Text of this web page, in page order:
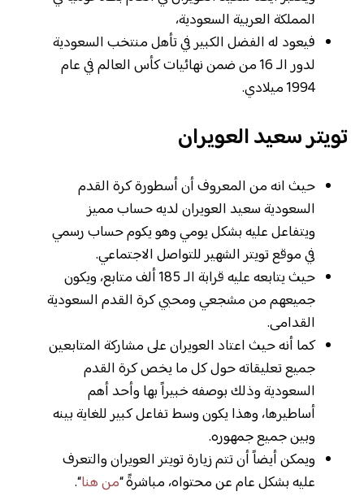
المملكة العربية السعودية،
فيعود له الفضل الكبير في تأهل منتخب السعودية
لدور الـ 16 من ضمن نهائيات كأس العالم في عام
1994 ميلادي.
تويتر سعيد العويران
حيث انه من المعروف أن أسطورة كرة القدم
السعودية سعيد العويران لديه حساب مميز
ويتفاعل عليه بشكل يومي وهو يكوم حساب رسمي
في موقع تويتر الشهير للتواصل الاجتماعي.
حيث يتابعه عليه قرابة الـ 185 ألف متابع، ويكون
جميعهم من مشجعي ومحبي كرة القدم السعودية
القدامى.
كما أنه حيث اعتاد العويران على مشاركة المتابعين
جميع تعليقاته حول كل ما يخص كرة القدم
السعودية وذلك بوصفه خبيراً بها وأحد أهم
أساطيرها، وهذا يكون وسط تفاعل كبير للغاية بينه
وبين جميع جمهوره.
ويمكن أيضاً أن تتم زيارة تويتر العويران والتعرف
عليه بشكل عام عن محتواه، مباشرةً “من هنا“.